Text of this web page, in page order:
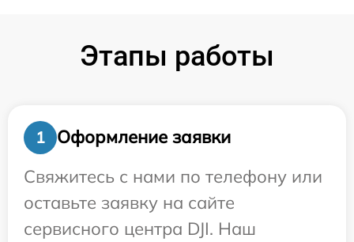
Этапы работы
1
Оформление заявки
Свяжитесь с нами по телефону или
оставьте заявку на сайте
сервисного центра DJI. Наш